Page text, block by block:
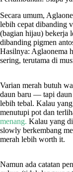
Secara umum,
lebih cepat dibanding
(bagian hijau) bekerja
dibanding pigmen
Hasilnya: Aglaonema
sering, terutama di
Varian merah butuh
daun baru — tapi daun
lebih tebal. Kalau
menutupi pot dan
menang. Kalau yang
slowly berkembang
merah lebih worth it.
Namun ada catatan